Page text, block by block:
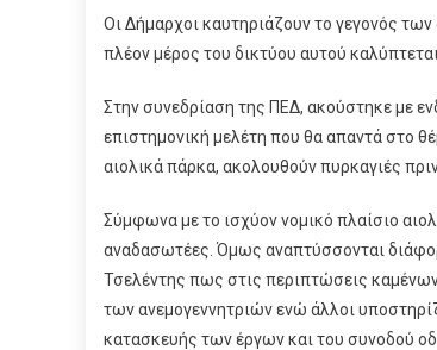
Οι Δήμαρχοι καυτηριάζουν το γεγονός
πλέον μέρος του δικτύου αυτού
Στην συνεδρίαση της ΠΕΔ, ακούστηκε με
επιστημονική μελέτη που θα απαντά στο
αιολικά πάρκα, ακολουθούν πυρκαγιές
Σύμφωνα με το ισχύον νομικό πλαίσιο
αναδασωτέες. Όμως αναπτύσσονται
Τσελέντης πως στις περιπτώσεις
των ανεμογεννητριών ενώ άλλοι
κατασκευής των έργων και του συνοδού